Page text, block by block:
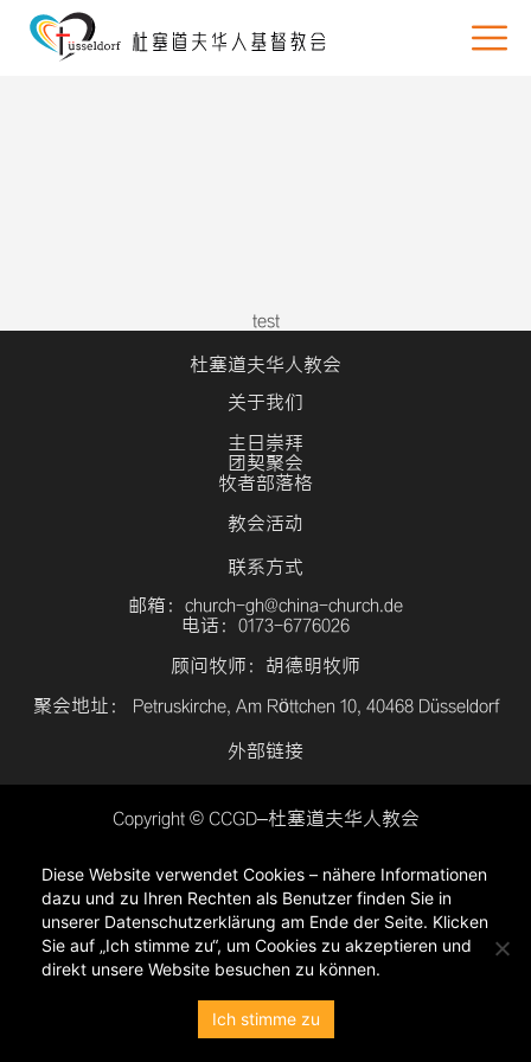
test
杜塞道夫华人教会
关于我们
主日崇拜
团契聚会
牧者部落格
教会活动
联系方式
邮箱：church-gh@china-church.de
电话：0173-6776026
顾问牧师：胡德明牧师
聚会地址： Petruskirche, Am Röttchen 10, 40468 Düsseldorf
外部链接
Copyright © CCGD–杜塞道夫华人教会
隐私政策
Diese Website verwendet Cookies – nähere Informationen
dazu und zu Ihren Rechten als Benutzer finden Sie in
unserer Datenschutzerklärung am Ende der Seite. Klicken
Sie auf „Ich stimme zu“, um Cookies zu akzeptieren und
direkt unsere Website besuchen zu können.
Ich stimme zu